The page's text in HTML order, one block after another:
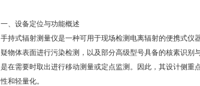
一、设备定位与功能概述
手持式辐射测量仪是一种可用于现场检测电离辐射的便携式
疑物体表面进行污染检测，以及部分高级型号具备的核素识
是在需要时取出进行移动测量或定点监测。因此，其设计侧
性和轻量化。